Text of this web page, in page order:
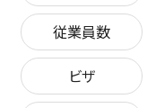
従業員数
ビザ